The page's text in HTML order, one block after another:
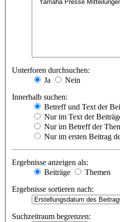
Unterforen durchsuchen:
Ja
Nein
Innerhalb suchen:
Betreff und Text der
Nur im Text der
Nur im Betreff der
Nur im ersten Beitrag
Ergebnisse anzeigen als:
Beiträge
Themen
Ergebnisse sortieren nach:
Suchzeitraum begrenzen: